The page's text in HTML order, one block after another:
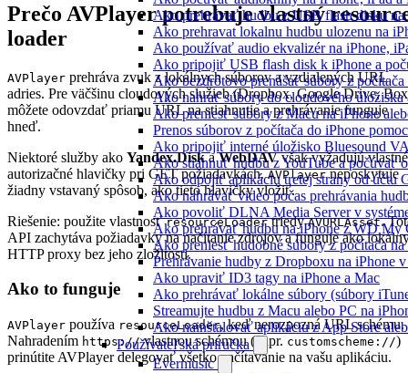
Ako prehrávať hudbu z USB flash disku
Ako prehravat lokalnu hudbu ulozenu na
Ako používať audio ekvalizér na iPhone,
Ako pripojiť USB flash disk k iPhone a
Ako bezdrôtovo prenášať súbory z
Ako nahrať súbory do cloudového
Ako preniesť súbory z Macu na iPhone
Prenos súborov z počítača do iPhone
Ako pripojiť interné úložisko Bluesound
Ako stiahnuť hudbu z YouTube a počúvať
Ako odpojiť aplikáciu tretej strany od účtu
Ako nahrávať video počas prehrávania
Ako povoliť DLNA Media Server v
Ako prehrávať hudbu na iPhone z WD My
Ako preniesť hudobné súbory z počítača
Prehrávanie hudby z Dropboxu na iPhone
Ako upraviť ID3 tagy na iPhone a Mac
Ako prehrávať lokálne súbory (súbory
Streamujte hudbu z Macu alebo PC na
Ako nainštalovať aplikáciu z App Store
Používateľská príručka
Evermusic
Prečo AVPlayer potrebuje vlastný
loader
AVPlayer prehráva zvuk z lokálnych súborov a vzdialených URL
adries. Pre väčšinu cloudových služieb (Dropbox, Google Drive,
môžete odovzdať priamu URL na stiahnutie a prehrávanie funguje
hneď.
Niektoré služby ako Yandex.DiskaWebDAVvšak vyžadujú vlastné
autorizačné hlavičky pri GET požiadavkách.AVPlayerneposkytuje
žiadny vstavaný spôsob, ako tieto hlavičky vložiť.
Riešenie: použite vlastnosťresourceLoadertriedyAVURLAsset.
API zachytáva požiadavky na načítanie zdrojov a funguje ako
HTTP proxy bez jeho zložitosti.
Ako to funguje
AVPlayer používa resourceLoader, keď nerozpozná URL schému.
Nahradením https://vlastnou schémou (napr. customscheme://)
prinútite AVPlayer delegovať všetko načítavanie na vašu aplikáciu.